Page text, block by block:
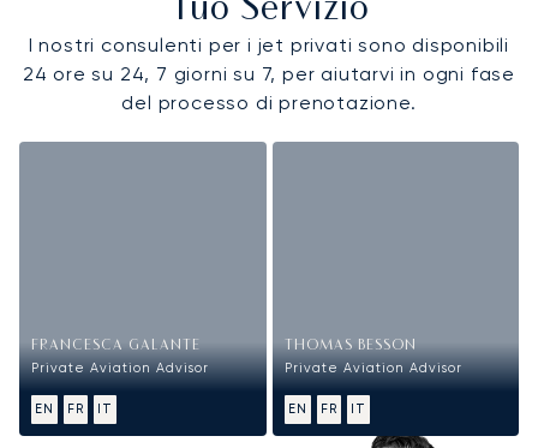
Tuo Servizio
I nostri consulenti per i jet privati sono disponibili
24 ore su 24, 7 giorni su 7, per aiutarvi in ogni fase
del processo di prenotazione.
FRANCESCA GALANTE
Private Aviation Advisor
EN FR IT
THOMAS BESSON
Private Aviation Advisor
EN FR IT